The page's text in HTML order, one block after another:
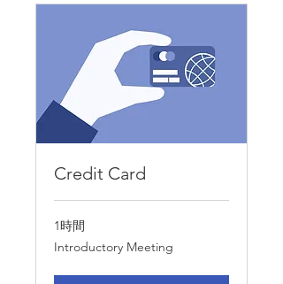
Credit Card
1時間
Introductory
Meeting
Introductory Meeting